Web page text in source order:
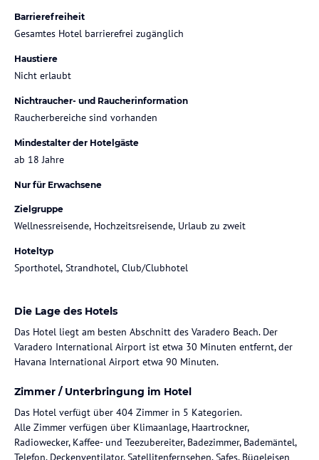
Barrierefreiheit
Gesamtes Hotel barrierefrei zugänglich
Haustiere
Nicht erlaubt
Nichtraucher- und Raucherinformation
Raucherbereiche sind vorhanden
Mindestalter der Hotelgäste
ab 18 Jahre
Nur für Erwachsene
Zielgruppe
Wellnessreisende, Hochzeitsreisende, Urlaub zu zweit
Hoteltyp
Sporthotel, Strandhotel, Club/Clubhotel
Die Lage des Hotels
Das Hotel liegt am besten Abschnitt des Varadero Beach. Der
Varadero International Airport ist etwa 30 Minuten entfernt, der
Havana International Airport etwa 90 Minuten.
Zimmer / Unterbringung im Hotel
Das Hotel verfügt über 404 Zimmer in 5 Kategorien.
Alle Zimmer verfügen über Klimaanlage, Haartrockner,
Radiowecker, Kaffee- und Teezubereiter, Badezimmer, Bademäntel,
Telefon, Deckenventilator, Satellitenfernsehen, Safes, Bügeleisen